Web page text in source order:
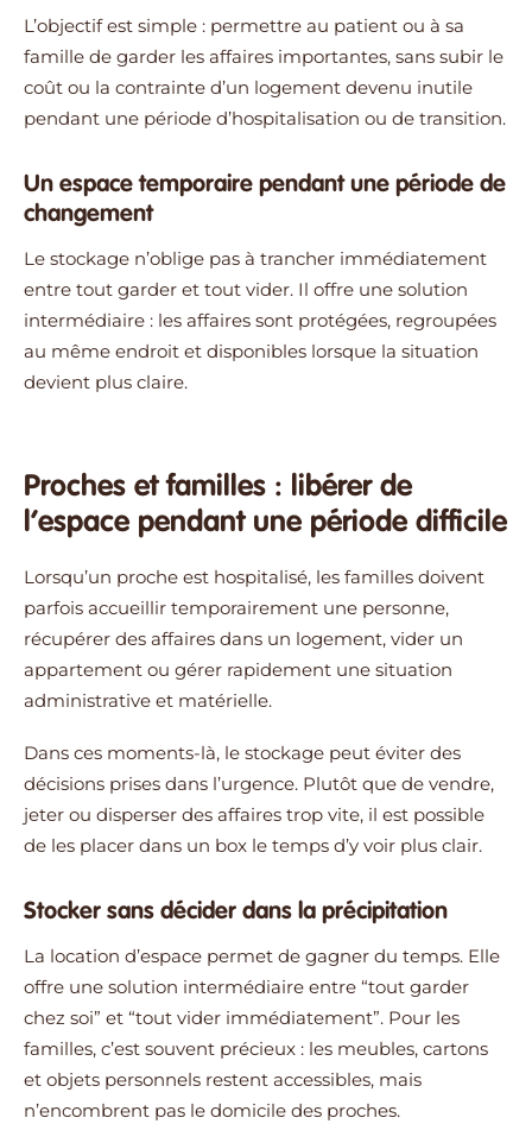
L’objectif est simple : permettre au patient ou à sa
famille de garder les affaires importantes, sans subir le
coût ou la contrainte d’un logement devenu inutile
pendant une période d’hospitalisation ou de transition.
Un espace temporaire pendant une période de
changement
Le stockage n’oblige pas à trancher immédiatement
entre tout garder et tout vider. Il offre une solution
intermédiaire : les affaires sont protégées, regroupées
au même endroit et disponibles lorsque la situation
devient plus claire.
Proches et familles : libérer de
l’espace pendant une période difficile
Lorsqu’un proche est hospitalisé, les familles doivent
parfois accueillir temporairement une personne,
récupérer des affaires dans un logement, vider un
appartement ou gérer rapidement une situation
administrative et matérielle.
Dans ces moments-là, le stockage peut éviter des
décisions prises dans l’urgence. Plutôt que de vendre,
jeter ou disperser des affaires trop vite, il est possible
de les placer dans un box le temps d’y voir plus clair.
Stocker sans décider dans la précipitation
La location d’espace permet de gagner du temps. Elle
offre une solution intermédiaire entre “tout garder
chez soi” et “tout vider immédiatement”. Pour les
familles, c’est souvent précieux : les meubles, cartons
et objets personnels restent accessibles, mais
n’encombrent pas le domicile des proches.